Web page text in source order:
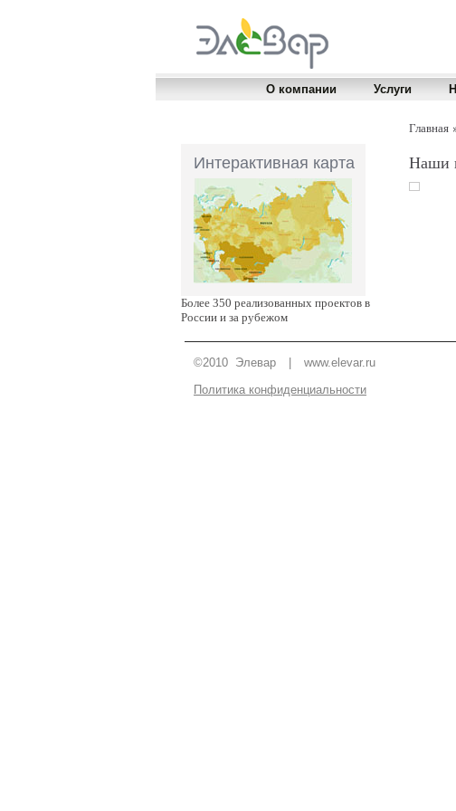
О компании Услуги
Интерактивная карта
Более 350 реализованных проектов в
России и за рубежом
Главная
Наши
©2010 Элевар
www.elevar.ru
Политика конфиденциальности